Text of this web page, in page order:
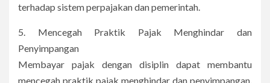
terhadap sistem perpajakan dan pemerintah.
5. Mencegah Praktik Pajak Menghindar dan
Penyimpangan
Membayar pajak dengan disiplin dapat membantu
mencegah praktik pajak menghindar dan penyimpangan.